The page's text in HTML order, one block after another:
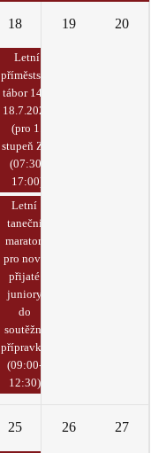
18
Letní
příměstský
tábor 14. -
18.7.2025
(pro 1.
stupeň ZŠ)
(07:30-
17:00)
Letní
taneční
maraton
pro nově
přijaté
juniory
do
soutěžní
přípravky
(09:00-
12:30)
19 20
25 26 27